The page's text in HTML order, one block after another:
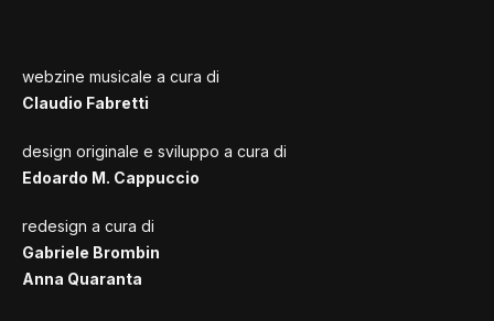
webzine musicale a cura di
Claudio Fabretti
design originale e sviluppo a cura di
Edoardo M. Cappuccio
redesign a cura di
Gabriele Brombin
Anna Quaranta